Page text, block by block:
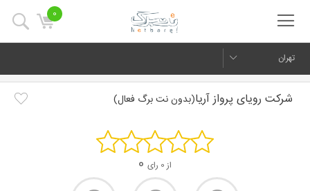
0
تهران
شرکت رویای پرواز آریا(بدون نت برگ فعال)
از 0 رای 0